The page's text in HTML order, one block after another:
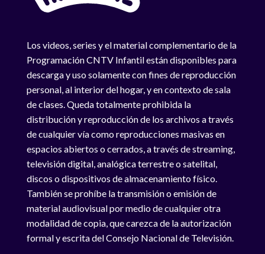
Los videos, series y el material complementario de la
Programación CNTV Infantil están disponibles para
descarga y uso solamente con fines de reproducción
personal, al interior del hogar, y en contexto de sala
de clases. Queda totalmente prohibida la
distribución y reproducción de los archivos a través
de cualquier vía como reproducciones masivas en
espacios abiertos o cerrados, a través de streaming,
televisión digital, analógica terrestre o satelital,
discos o dispositivos de almacenamiento físico.
También se prohíbe la transmisión o emisión de
material audiovisual por medio de cualquier otra
modalidad de copia, que carezca de la autorización
formal y escrita del Consejo Nacional de Televisión.